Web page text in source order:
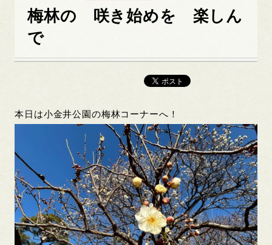
梅林の 咲き始めを 楽しん
で
本日は小金井公園の梅林コーナーへ！